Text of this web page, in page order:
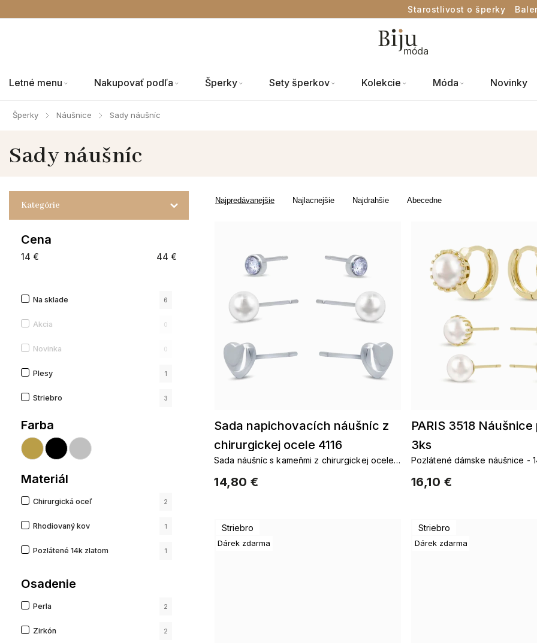
Starostlivost o šperky
Letné menu Nakupovať podľa Šperky Sety šperkov Kolekcie Móda Novinky
Šperky / Náušnice / Sady náušníc
Sady náušníc
Kategórie
Cena
14 € 44 €
Na sklade 6
Akcia 0
Novinka 0
Plesy 1
Striebro 3
Farba
Materiál
Chirurgická oceľ 2
Rhodiovaný kov 1
Pozlátené 14k zlatom 1
Osadenie
Perla 2
Zirkón 2
Najpredávanejšie Najlacnejšie Najdrahšie Abecedne
Sada napichovacích náušníc z
chirurgickej ocele 4116
14,80 €
Sada náušníc s kameňmi z chirurgickej ocele –
PARIS 3518
3ks
16,10 €
Pozlátené dámske náušnice -
Striebro
Dárek zdarma
Striebro
Dárek zdarma